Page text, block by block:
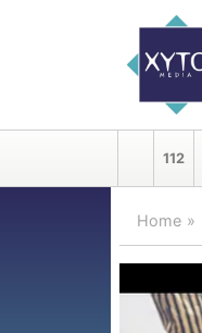
112
Home